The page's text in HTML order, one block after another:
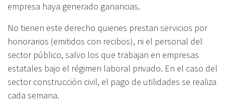
empresa haya generado ganancias.
No tienen este derecho quienes prestan servicios por
honorarios (emitidos con recibos), ni el personal del
sector público, salvo los que trabajan en empresas
estatales bajo el régimen laboral privado. En el caso del
sector construcción civil, el pago de utilidades se realiza
cada semana.